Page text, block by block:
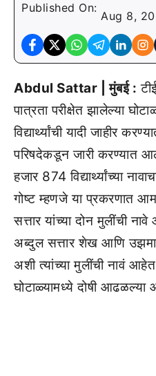
Published On:
Aug 8,
Abdul Sattar | मुंबई :
पात्रता परीक्षेत झालेल्या
विद्यार्थ्यांची यादी जाहीर
परिषदेकडून जारी करण्यात
हजार 874 विद्यार्थ्यांच्या
गोष्ट म्हणजे या प्रकरणात
सत्तार यांच्या दोन मुलींची
अब्दुल सत्तार शेख आणि
अशी त्यांच्या मुलींची नावं
घोटाळ्यामध्ये दोषी आढळल्या